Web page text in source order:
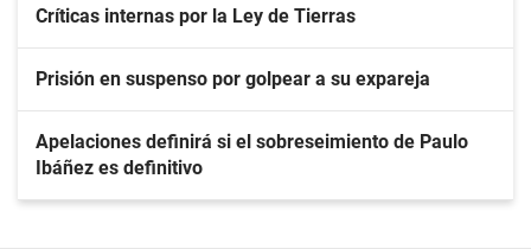
Críticas internas por la Ley de Tierras
Prisión en suspenso por golpear a su expareja
Apelaciones definirá si el sobreseimiento de Paulo
Ibáñez es definitivo